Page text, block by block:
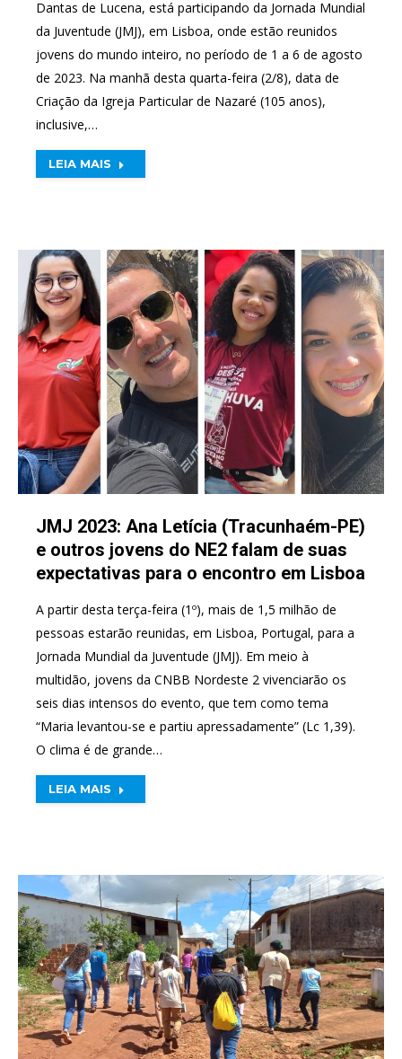
Dantas de Lucena, está participando da Jornada Mundial
da Juventude (JMJ), em Lisboa, onde estão reunidos
jovens do mundo inteiro, no período de 1 a 6 de agosto
de 2023. Na manhã desta quarta-feira (2/8), data de
Criação da Igreja Particular de Nazaré (105 anos),
inclusive,…
LEIA MAIS
JMJ 2023: Ana Letícia (Tracunhaém-PE)
e outros jovens do NE2 falam de suas
expectativas para o encontro em Lisboa
A partir desta terça-feira (1º), mais de 1,5 milhão de
pessoas estarão reunidas, em Lisboa, Portugal, para a
Jornada Mundial da Juventude (JMJ). Em meio à
multidão, jovens da CNBB Nordeste 2 vivenciarão os
seis dias intensos do evento, que tem como tema
“Maria levantou-se e partiu apressadamente” (Lc 1,39).
O clima é de grande…
LEIA MAIS